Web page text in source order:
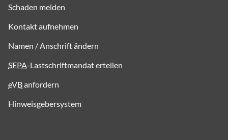
Schaden melden
Kontakt aufnehmen
Namen / Anschrift ändern
SEPA-Lastschriftmandat erteilen
eVBanfordern
Hinweisgebersystem